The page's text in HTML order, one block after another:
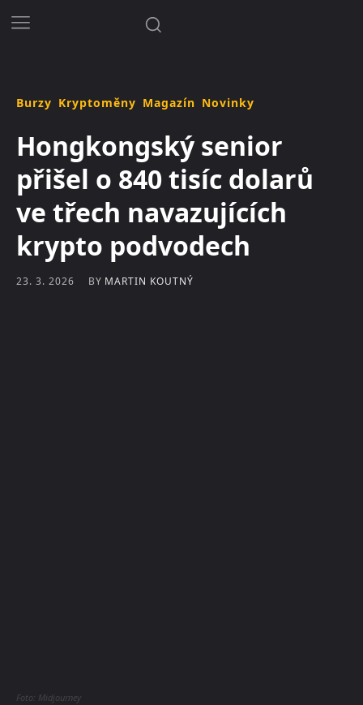
Burzy Kryptoměny Magazín Novinky
Hongkongský senior
přišel o 840 tisíc dolarů
ve třech navazujících
krypto podvodech
23. 3. 2026 BY MARTIN KOUTNÝ
Foto: Midjourney